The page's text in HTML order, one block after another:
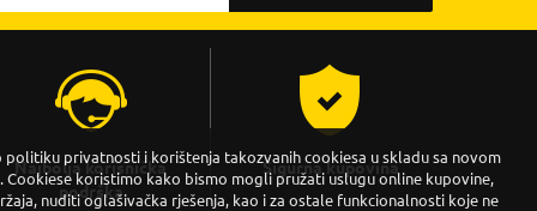
Najbolja korisnička
podrška
Sigurna kupovina
politiku privatnosti i korištenja takozvanih cookiesa u skladu sa novom
koristimo kako bismo mogli pružati uslugu online kupovine,
nuditi oglašivačka rješenja, kao i za ostale funkcionalnosti koje ne